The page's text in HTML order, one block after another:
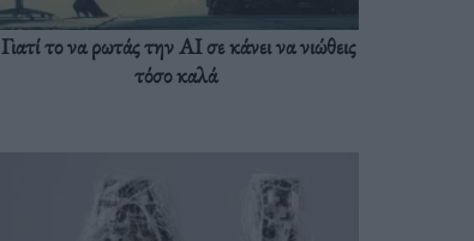
Γιατί το να ρωτάς την AI σε κάνει να νιώθεις
τόσο καλά